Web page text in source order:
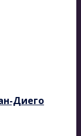
Диего